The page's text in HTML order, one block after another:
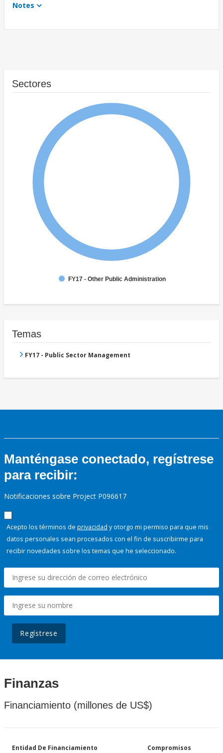
Notes
Sectores
FY17 - Other Public Administration
Temas
FY17 - Public Sector Management
Manténgase conectado, regístrese
para recibir:
Notificaciones sobre Project P096617
Acepto los términos de privacidad y otorgo mi permiso para que mis
datos personales sean procesados con el fin de suscribirme para
recibir novedades sobre los temas que he seleccionado.
Regístrese
Finanzas
Financiamiento (millones de US$)
Entidad De Financiamiento Compromisos